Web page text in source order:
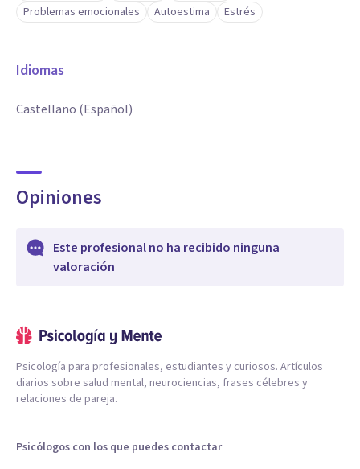
Problemas emocionales
Autoestima Estrés
Idiomas
Castellano (Español)
Opiniones
Este profesional no ha recibido ninguna
valoración
Psicología para profesionales, estudiantes y curiosos. Artículos
diarios sobre salud mental, neurociencias, frases célebres y
relaciones de pareja.
Psicólogos con los que puedes contactar